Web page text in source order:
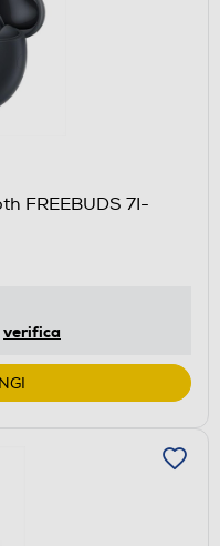
FREEBUDS 7I-
verifica